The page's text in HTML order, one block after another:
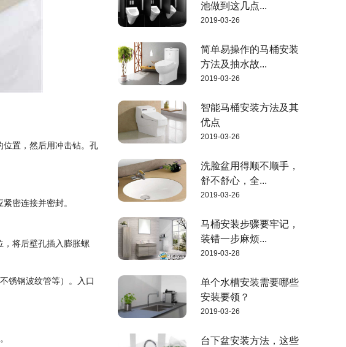
置，然后用冲击钻。孔
密连接并密封。
将后壁孔插入膨胀螺
锈钢波纹管等）。入口
池做到这几点...
2019-03-26
简单易操作的马桶安装
方法及抽水故...
2019-03-26
智能马桶安装方法及其
优点
2019-03-26
洗脸盆用得顺不顺手，
舒不舒心，全...
2019-03-26
马桶安装步骤要牢记，
装错一步麻烦...
2019-03-28
单个水槽安装需要哪些
安装要领？
2019-03-26
台下盆安装方法，这些